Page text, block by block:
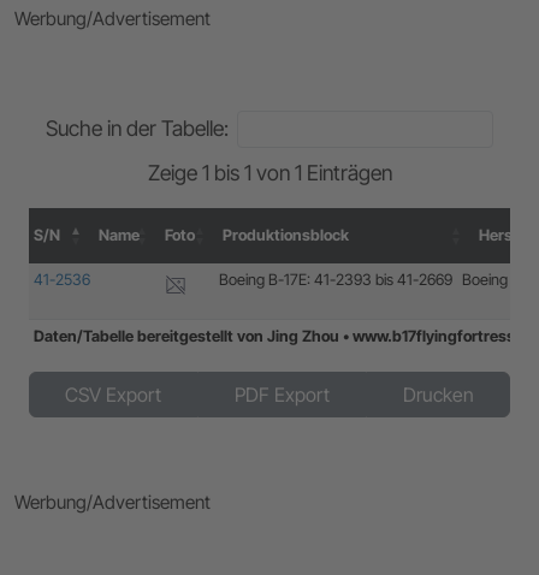
Werbung/Advertisement
Suche in der Tabelle:
Zeige 1 bis 1 von 1 Einträgen
S/N Name Foto Produktionsblock
Daten/Tabelle bereitgestellt von Jing Zhou •
S/N Foto Produktionsblock Hersteller
41-2536 Boeing B-17E: 41-2393 bis 41-2669 Boeing
Daten/Tabelle bereitgestellt von Jing Zhou •
CSV Export PDF Export Drucken
Werbung/Advertisement